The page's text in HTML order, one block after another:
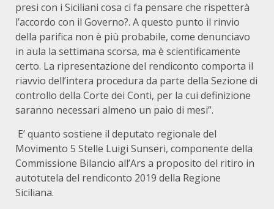
presi con i Siciliani cosa ci fa pensare che rispetterà
l’accordo con il Governo?. A questo punto il rinvio
della parifica non è più probabile, come denunciavo
in aula la settimana scorsa, ma è scientificamente
certo. La ripresentazione del rendiconto comporta il
riavvio dell’intera procedura da parte della Sezione di
controllo della Corte dei Conti, per la cui definizione
saranno necessari almeno un paio di mesi”.
E’ quanto sostiene il deputato regionale del
Movimento 5 Stelle Luigi Sunseri, componente della
Commissione Bilancio all’Ars a proposito del ritiro in
autotutela del rendiconto 2019 della Regione
Siciliana.